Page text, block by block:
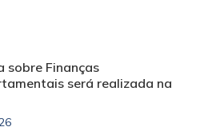
sobre Finanças
será realizada na